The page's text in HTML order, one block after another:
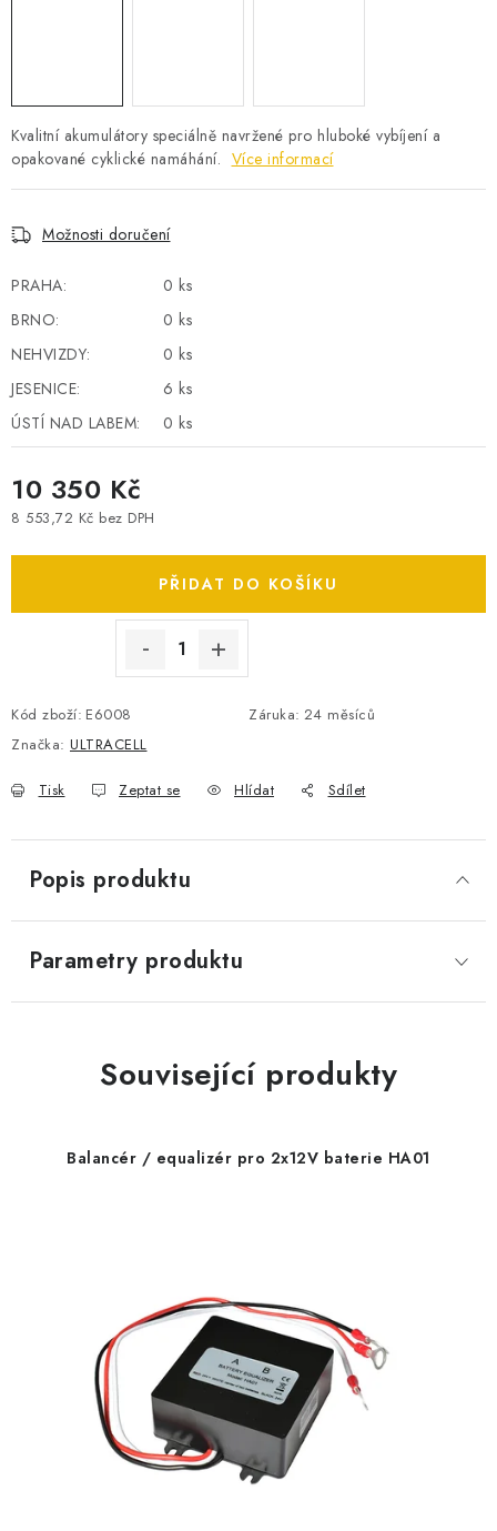
TESTERY BATERIÍ
SPOTŘEBNÍ BATERIE
PŘÍSLUŠENSTVÍ
KONTAKTY
POŠTOVNÉ A DOPRAVA
VÝMĚNA AUTOBATERIE
OBCHODNÍ PODMÍNKY
JAK NA TO S BATTERY.CZ
NÁVODY KE STAŽENÍ
ZPĚTNÝ ODBĚR ELEKTROZAŘÍZENÍ A BATERIÍ
Kvalitní akumulátory speciálně navržené pro hluboké vybíjení a
opakované cyklické namáhání. Více informací
Možnosti doručení
PRAHA:
0 ks
BRNO:
0 ks
NEHVIZDY:
0 ks
JESENICE:
6 ks
ÚSTÍ NAD LABEM:
0 ks
10 350 Kč
8 553,72 Kč bez DPH
PŘIDAT DO KOŠÍKU
Kód zboží: E6008 Záruka: 24 měsíců
Značka: ULTRACELL
Tisk Zeptat se Hlídat Sdílet
Popis produktu
Parametry produktu
Související produkty
Balancér / equalizér pro 2x12V baterie HA01